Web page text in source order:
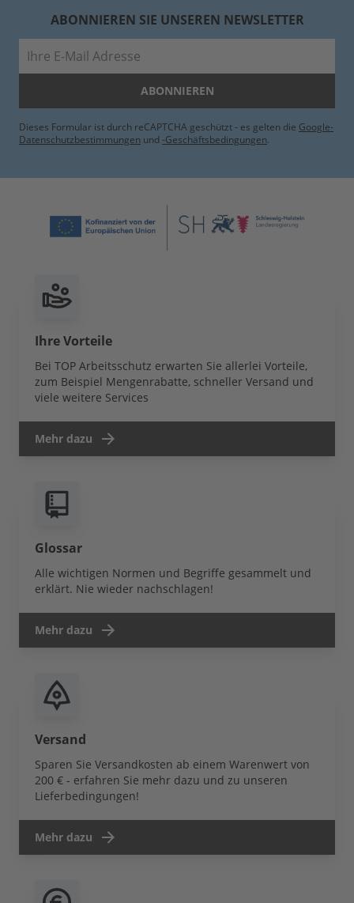
ABONNIEREN SIE UNSEREN NEWSLETTER
ABONNIEREN
Dieses Formular ist durch reCAPTCHA geschützt - es gelten die Google-
Datenschutzbestimmungen und -Geschäftsbedingungen.
Ihre Vorteile
Bei TOP Arbeitsschutz erwarten Sie allerlei Vorteile,
zum Beispiel Mengenrabatte, schneller Versand und
viele weitere Services
Mehr dazu
Glossar
Alle wichtigen Normen und Begriffe gesammelt und
erklärt. Nie wieder nachschlagen!
Mehr dazu
Versand
Sparen Sie Versandkosten ab einem Warenwert von
200 € - erfahren Sie mehr dazu und zu unseren
Lieferbedingungen!
Mehr dazu